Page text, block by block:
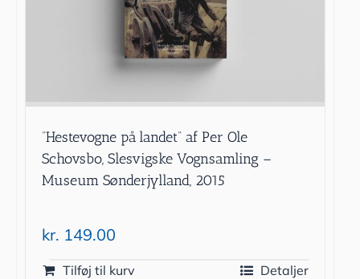
”Hestevogne på landet” af Per Ole
Schovsbo, Slesvigske Vognsamling –
Museum Sønderjylland, 2015
kr. 149.00
Tilføj til kurv Detaljer